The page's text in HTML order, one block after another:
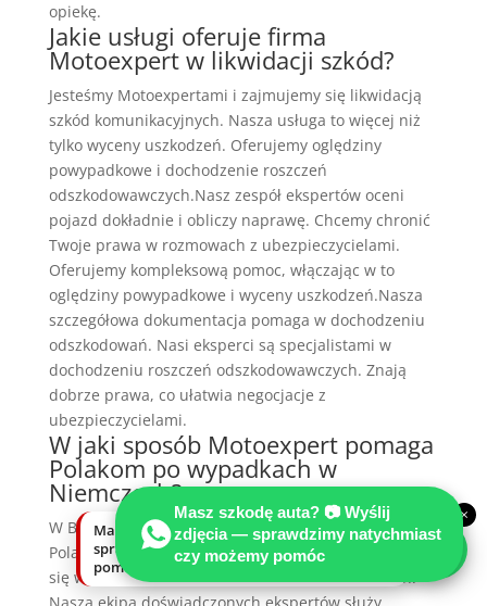
opiekę.
Jakie usługi oferuje firma
Motoexpert w likwidacji szkód?
Jesteśmy Motoexpertami i zajmujemy się likwidacją
szkód komunikacyjnych. Nasza usługa to więcej niż
tylko wyceny uszkodzeń. Oferujemy oględziny
powypadkowe i dochodzenie roszczeń
odszkodowawczych.Nasz zespół ekspertów oceni
pojazd dokładnie i obliczy naprawę. Chcemy chronić
Twoje prawa w rozmowach z ubezpieczycielami.
Oferujemy kompleksową pomoc, włączając w to
oględziny powypadkowe i wyceny uszkodzeń.Nasza
szczegółowa dokumentacja pomaga w dochodzeniu
odszkodowań. Nasi eksperci są specjalistami w
dochodzeniu roszczeń odszkodowawczych. Znają
dobrze prawa, co ułatwia negocjacje z
ubezpieczycielami.
W jaki sposób Motoexpert pomaga
Polakom po wypadkach w
Niemczech?
W Berlinie, w firmie MOTOEXPERT, pomagamy
Polakom po wypadkach w Niemczech. Specjalizujemy
się w uzyskiwaniu odszkodowań komunikacyjnych.
Masz szkodę auta? 📷 Wyślij
zdjęcia — sprawdzimy natychmiast
czy możemy pomóc
×
Masz szkodę auta? Wyślij zdjęcia —
sprawdzimy natychmiast, czy możemy
pomóc.